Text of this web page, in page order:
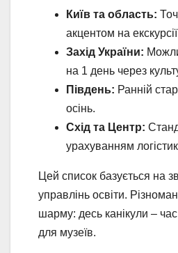
Київ та область:
акцентом на
Захід України:
на 1 день через
Південь: Ранній
осінь.
Схід та Центр:
урахуванням
Цей список базується на
управлінь освіти.
шарму: десь канікули –
для музеїв.